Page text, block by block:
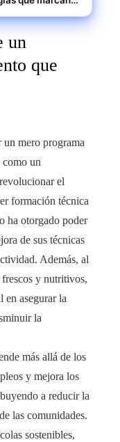
un
que
mero programa
como un
el
formación técnica
ha otorgado poder
de sus técnicas
Además, al
y nutritivos,
en asegurar la
la
más allá de los
y mejora los
a reducir la
las comunidades.
sostenibles,